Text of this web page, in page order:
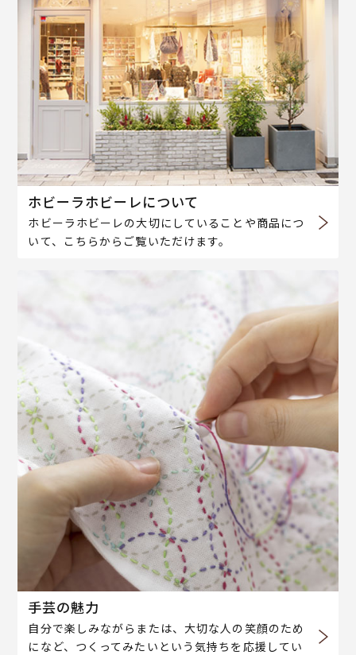
ホビーラホビーレについて
ホビーラホビーレの大切にしていることや商品につ
いて、こちらからご覧いただけます。
手芸の魅力
自分で楽しみながらまたは、大切な人の笑顔のため
になど、つくってみたいという気持ちを応援してい